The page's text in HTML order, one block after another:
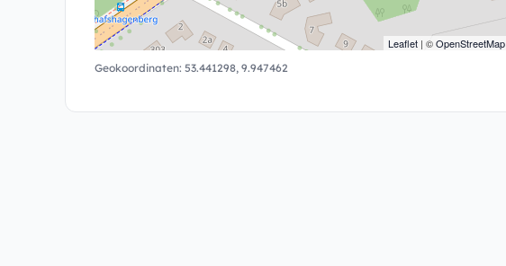
Leaflet | ©OpenStreetMap
Geokoordinaten: 53.441298, 9.947462